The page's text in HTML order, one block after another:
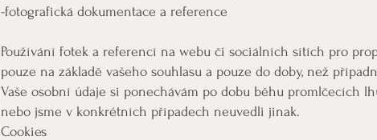
-fotografická dokumentace a reference
Používání fotek a referencí na webu či sociálních sítích pro
pouze na základě vašeho souhlasu a pouze do doby, než
Vaše osobní údaje si ponechávám po dobu běhu promlčecích
nebo jsme v konkrétních případech neuvedli jinak.
Cookies